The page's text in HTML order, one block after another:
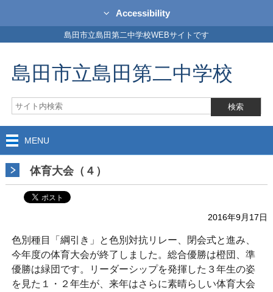
Accessibility
島田市立島田第二中学校WEBサイトです
島田市立島田第二中学校
MENU
体育大会（４）
2016年9月17日
色別種目「綱引き」と色別対抗リレー、閉会式と進み、
今年度の体育大会が終了しました。総合優勝は橙団、準
優勝は緑団です。リーダーシップを発揮した３年生の姿
を見た１・２年生が、来年はさらに素晴らしい体育大会